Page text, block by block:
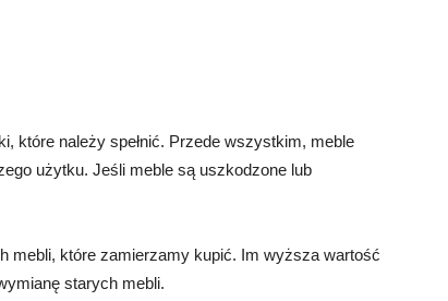
które należy spełnić. Przede wszystkim, meble
użytku. Jeśli meble są uszkodzone lub
mebli, które zamierzamy kupić. Im wyższa wartość
starych mebli.